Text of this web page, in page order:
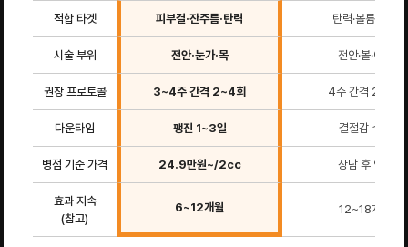
적합 타겟 피부결·잔주름·탄력 탄력·볼륨·밀도
시술 부위 전안·눈가·목 전안·볼·이마
권장 프로토콜 3~4주 간격 2~4회 4주 간격 2~3회
다운타임 팽진 1~3일 결절감 수일
병점 기준 가격 24.9만원~/2cc 상담 후 안내
효과 지속
(참고)
6~12개월 12~18개월